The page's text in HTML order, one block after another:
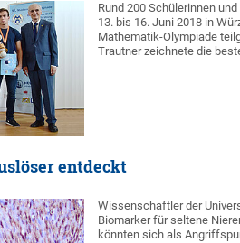
Rund 200 Schülerinnen
13. bis 16. Juni 2018 in
Mathematik-Olympiade
Trautner zeichnete die
entdeckt
Wissenschaftler der
Biomarker für seltene
könnten sich als